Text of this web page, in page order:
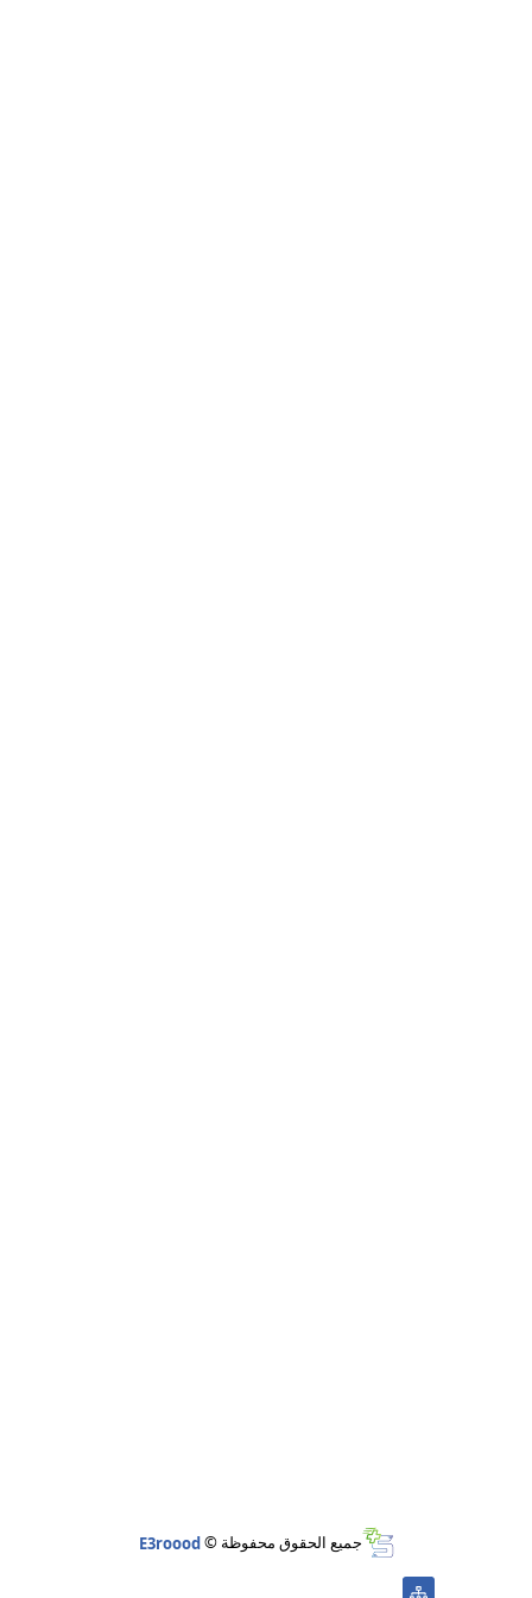
جميع الحقوق محفوظة ©E3roood